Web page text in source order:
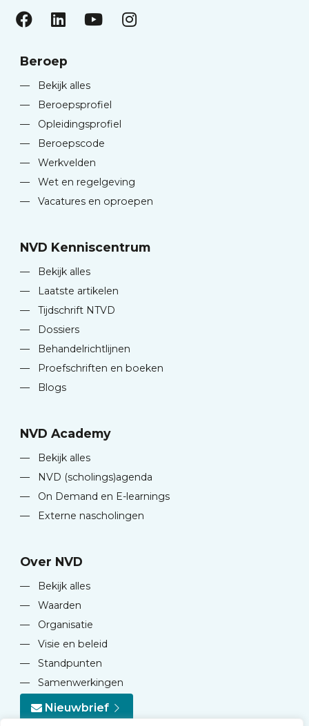
Beroep
—
Bekijk alles
—
Beroepsprofiel
—
Opleidingsprofiel
—
Beroepscode
—
Werkvelden
—
Wet en regelgeving
—
Vacatures en oproepen
NVD Kenniscentrum
—
Bekijk alles
—
Laatste artikelen
—
Tijdschrift NTVD
—
Dossiers
—
Behandelrichtlijnen
—
Proefschriften en boeken
—
Blogs
NVD Academy
—
Bekijk alles
—
NVD (scholings)agenda
—
On Demand en E-learnings
—
Externe nascholingen
Over NVD
—
Bekijk alles
—
Waarden
—
Organisatie
—
Visie en beleid
—
Standpunten
—
Samenwerkingen
Nieuwbrief